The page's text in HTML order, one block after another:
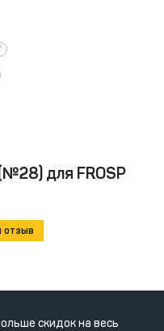
для FROSP
отзыв
скидок на весь